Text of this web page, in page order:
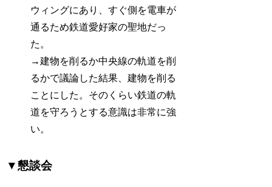
ウィングにあり、すぐ側を電車が
通るため鉄道愛好家の聖地だっ
た。
→建物を削るか中央線の軌道を削
るかで議論した結果、建物を削る
ことにした。そのくらい鉄道の軌
道を守ろうとする意識は非常に強
い。
▼懇談会